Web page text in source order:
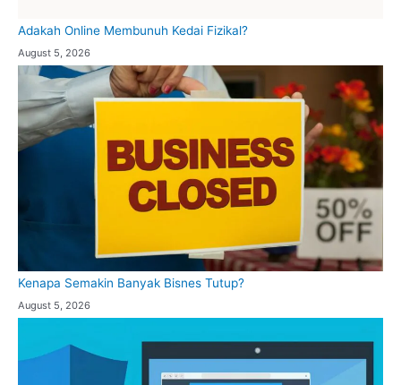
Adakah Online Membunuh Kedai Fizikal?
August 5, 2026
Kenapa Semakin Banyak Bisnes Tutup?
August 5, 2026